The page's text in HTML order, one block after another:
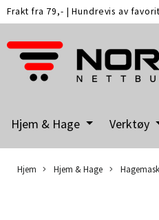
Frakt fra 79,- |Hundrevis av
Hjem & Hage Verktøy
Hjem Hjem & Hage